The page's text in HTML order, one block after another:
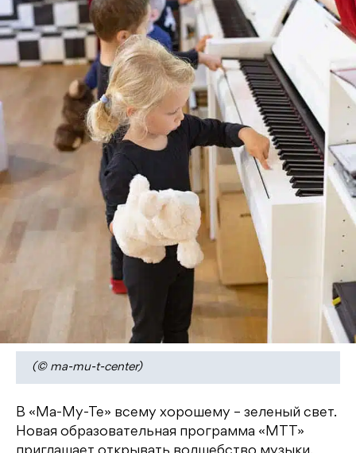
(© ma-mu-t-center)
В «Ма-Му-Те» всему хорошему – зеленый свет.
Новая образовательная программа «МТТ»